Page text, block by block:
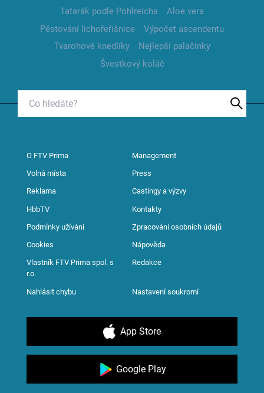
Tatarák podle Pohlreicha
Aloe vera
Pěstování lichořeřišnice
Výpočet ascendentu
Tvarohové knedlíky
Nejlepší palačinky
Švestkový koláč
O FTV Prima Management
Volná místa Press
Reklama Castingy a výzvy
HbbTV Kontakty
Podmínky užívání Zpracování osobních údajů
Cookies Nápověda
Vlastník FTV Prima spol. s
r.o.
Redakce
Nahlásit chybu Nastavení soukromí
App Store
Google Play